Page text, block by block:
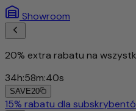
Showroom
rabatu dla